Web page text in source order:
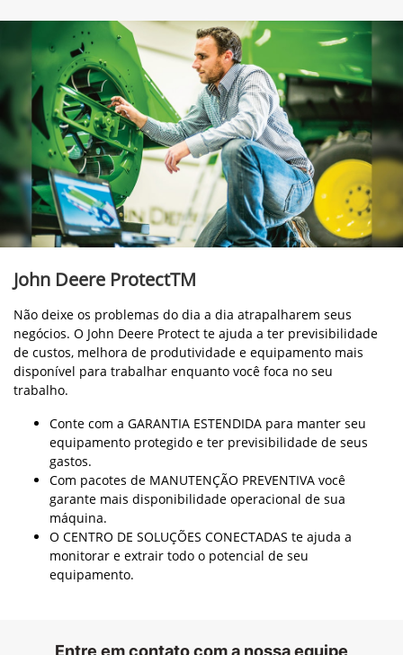
Deere, informa a política de garantia.
John Deere ProtectTM
Não deixe os problemas do dia a dia atrapalharem seus
negócios. O John Deere Protect te ajuda a ter previsibilidade
disponível para trabalhar enquanto você foca no seu
trabalho.
Conte com a GARANTIA ESTENDIDA para manter seu
equipamento protegido e ter previsibilidade de seus
gastos.
Com pacotes de MANUTENÇÃO PREVENTIVA você
garante mais disponibilidade operacional de sua
máquina.